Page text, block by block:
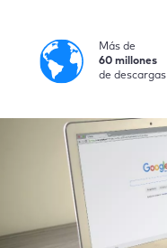
Más de
60 millones
de descargas